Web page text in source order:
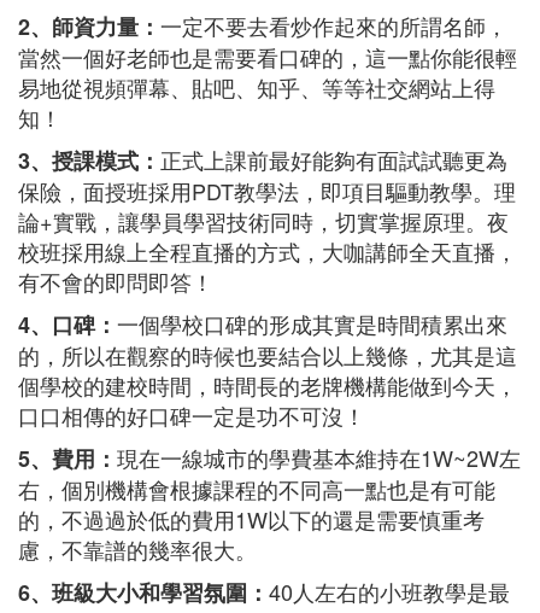
2、師資力量： 一定不要去看炒作起來的所謂名師，
當然一個好老師也是需要看口碑的，這一點你能很輕
易地從視頻彈幕、貼吧、知乎、等等社交網站上得
知！
3、授課模式： 正式上課前最好能夠有面試試聽更為
保險，面授班採用PDT教學法，即項目驅動教學。理
論+實戰，讓學員學習技術同時，切實掌握原理。夜
校班採用線上全程直播的方式，大咖講師全天直播，
有不會的即問即答！
4、口碑： 一個學校口碑的形成其實是時間積累出來
的，所以在觀察的時候也要結合以上幾條，尤其是這
個學校的建校時間，時間長的老牌機構能做到今天，
口口相傳的好口碑一定是功不可沒！
5、費用： 現在一線城市的學費基本維持在1W~2W左
右，個別機構會根據課程的不同高一點也是有可能
的，不過過於低的費用1W以下的還是需要慎重考
慮，不靠譜的幾率很大。
6、班級大小和學習氛圍： 40人左右的小班教學是最